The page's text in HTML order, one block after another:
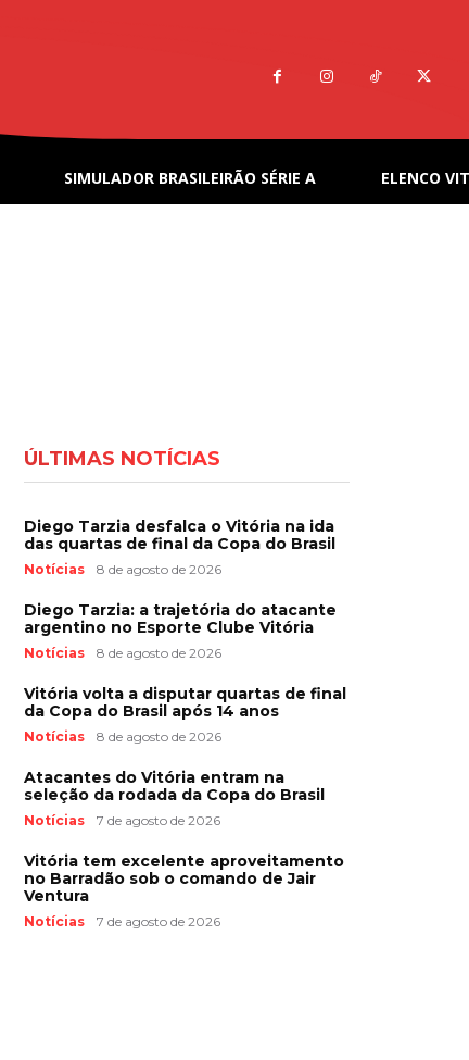
SIMULADOR BRASILEIRÃO SÉRIE A ELENCO
ÚLTIMAS NOTÍCIAS
Diego Tarzia desfalca o Vitória na ida
das quartas de final da Copa do Brasil
Notícias 8 de agosto de 2026
Diego Tarzia: a trajetória do atacante
argentino no Esporte Clube Vitória
Notícias 8 de agosto de 2026
Vitória volta a disputar quartas de final
da Copa do Brasil após 14 anos
Notícias 8 de agosto de 2026
Atacantes do Vitória entram na
seleção da rodada da Copa do Brasil
Notícias 7 de agosto de 2026
Vitória tem excelente aproveitamento
no Barradão sob o comando de Jair
Ventura
Notícias 7 de agosto de 2026